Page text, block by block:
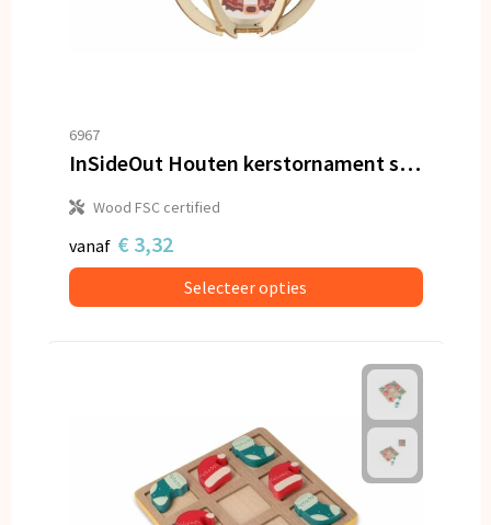
6967
InSideOut Houten kerstornament set van 3
Wood FSC certified
vanaf € 3,32
Selecteer opties